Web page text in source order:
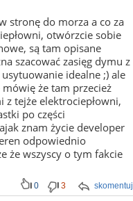
stronę do morza a co za
otwórzcie sobie
są tam opisane
szacować zasięg dymu z
idealne ;) ale
że tam przecież
z tejże elektrociepłowni,
po części
znam życie developer
odpowiednio
że wszyscy o tym fakcie
skomentuj
0 3